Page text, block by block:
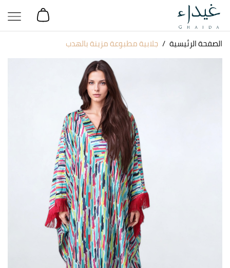
الصفحة الرئيسية جلابية مطبوعة مزينة بالهدب